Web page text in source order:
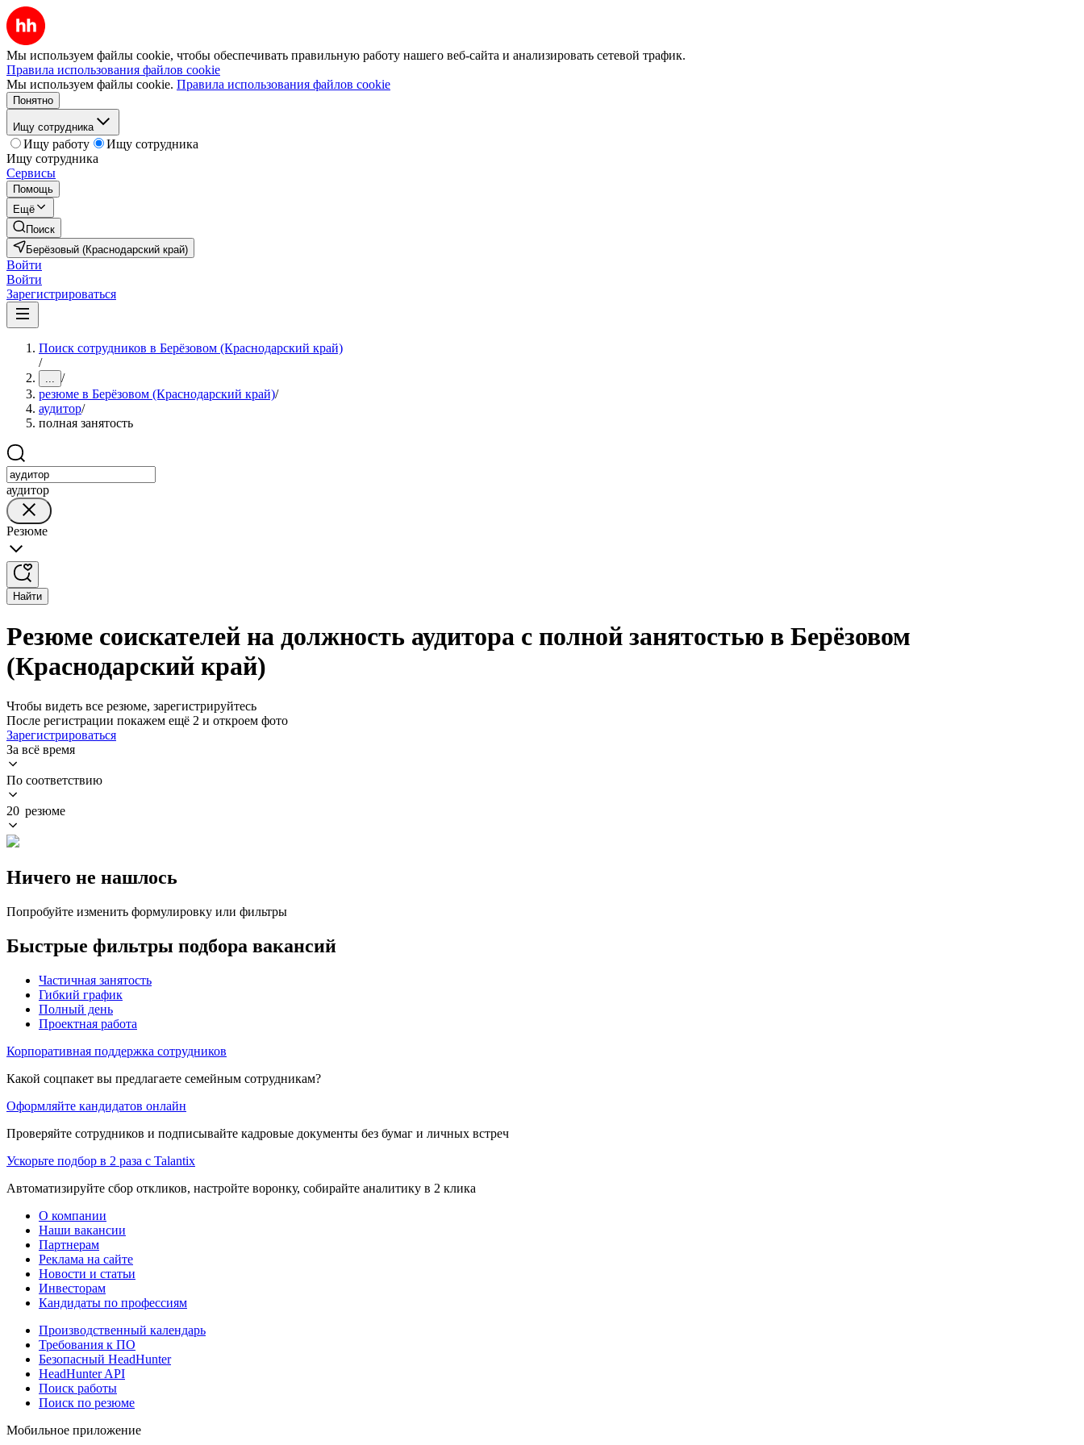
Мы используем файлы cookie, чтобы обеспечивать правильную работу нашего веб-сайта и анализировать сетевой трафик.
Правила использования файлов cookie
Мы используем файлы cookie. Правила использования файлов cookie
Понятно
Ищу сотрудника
Ищу работу
Ищу сотрудника
Ищу сотрудника
Сервисы
Помощь
Ещё
Поиск
Берёзовый (Краснодарский край)
Войти
Войти
Зарегистрироваться
Поиск сотрудников в Берёзовом (Краснодарский край)
/
... /
резюме в Берёзовом (Краснодарский край)/
аудитор/
полная занятость
аудитор
Резюме
Найти
Резюме соискателей на должность аудитора с полной занятостью в Берёзовом
(Краснодарский край)
Чтобы видеть все резюме, зарегистрируйтесь
После регистрации покажем ещё 2 и откроем фото
Зарегистрироваться
За всё время
По соответствию
20 резюме
Ничего не нашлось
Попробуйте изменить формулировку или фильтры
Быстрые фильтры подбора вакансий
Частичная занятость
Гибкий график
Полный день
Проектная работа
Корпоративная поддержка сотрудников
Какой соцпакет вы предлагаете семейным сотрудникам?
Оформляйте кандидатов онлайн
Проверяйте сотрудников и подписывайте кадровые документы без бумаг и личных встреч
Ускорьте подбор в 2 раза с Talantix
Автоматизируйте сбор откликов, настройте воронку, собирайте аналитику в 2 клика
О компании
Наши вакансии
Партнерам
Реклама на сайте
Новости и статьи
Инвесторам
Кандидаты по профессиям
Производственный календарь
Требования к ПО
Безопасный HeadHunter
HeadHunter API
Поиск работы
Поиск по резюме
Мобильное приложение